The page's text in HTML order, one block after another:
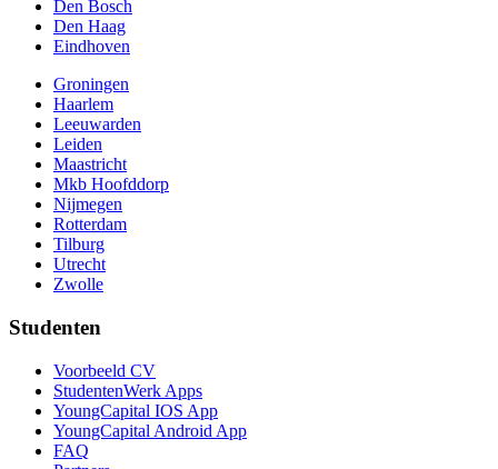
Den Bosch
Den Haag
Eindhoven
Groningen
Haarlem
Leeuwarden
Leiden
Maastricht
Mkb Hoofddorp
Nijmegen
Rotterdam
Tilburg
Utrecht
Zwolle
Studenten
Voorbeeld CV
StudentenWerk Apps
YoungCapital IOS App
YoungCapital Android App
FAQ